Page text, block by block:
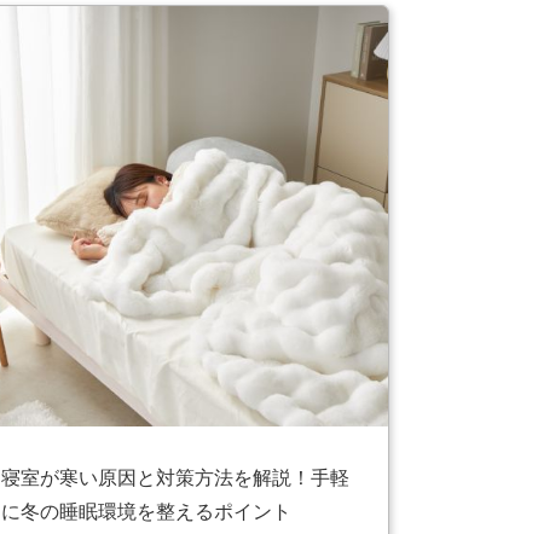
寝室が寒い原因と対策方法を解説！手軽
に冬の睡眠環境を整えるポイント